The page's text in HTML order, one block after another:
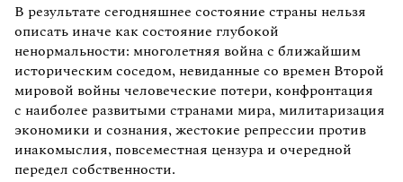
В результате сегодняшнее состояние страны нельзя
описать иначе как состояние глубокой
ненормальности: многолетняя война с ближайшим
историческим соседом, невиданные со времен Второй
мировой войны человеческие потери, конфронтация
с наиболее развитыми странами мира, милитаризация
экономики и сознания, жестокие репрессии против
инакомыслия, повсеместная цензура и очередной
передел собственности.